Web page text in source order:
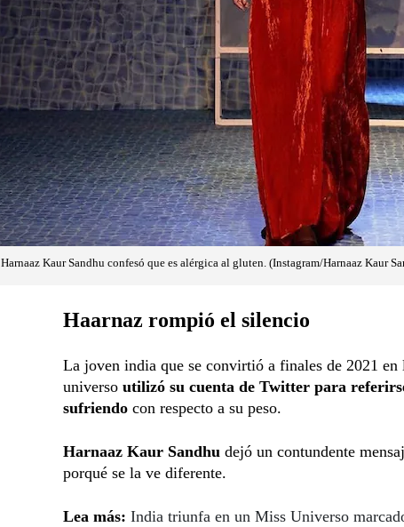
Harnaaz Kaur Sandhu confesó que es alérgica al gluten. (Instagram/Harnaaz Kaur
Haarnaz rompió el silencio
La joven india que se convirtió a finales de 2021 en
universo utilizó su cuenta de Twitter para
sufriendo con respecto a su peso.
Harnaaz Kaur Sandhu dejó un contundente
porqué se la ve diferente.
Lea más: India triunfa en un Miss Universo